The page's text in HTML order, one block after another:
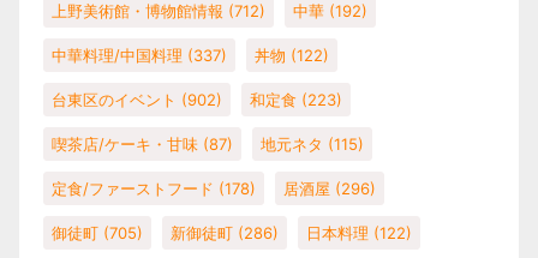
上野美術館・博物館情報 (712) 中華 (192)
中華料理/中国料理 (337) 丼物 (122)
台東区のイベント (902) 和定食 (223)
喫茶店/ケーキ・甘味 (87) 地元ネタ (115)
定食/ファーストフード (178) 居酒屋 (296)
御徒町 (705) 新御徒町 (286) 日本料理 (122)